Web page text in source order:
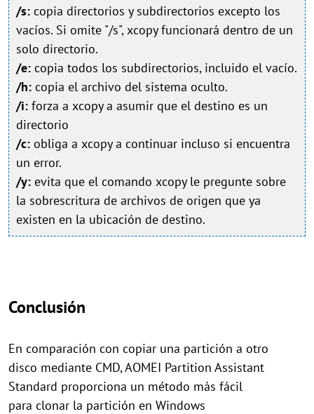
/s: copia directorios y subdirectorios excepto los
vacíos. Si omite "/s", xcopy funcionará dentro de un
solo directorio.
/e: copia todos los subdirectorios, incluido el vacío.
/h: copia el archivo del sistema oculto.
/i: forza a xcopy a asumir que el destino es un
directorio
/c: obliga a xcopy a continuar incluso si encuentra
un error.
/y: evita que el comando xcopy le pregunte sobre
la sobrescritura de archivos de origen que ya
existen en la ubicación de destino.
Conclusión
En comparación con copiar una partición a otro
disco mediante CMD, AOMEI Partition Assistant
Standard proporciona un método más fácil
para clonar la partición en Windows